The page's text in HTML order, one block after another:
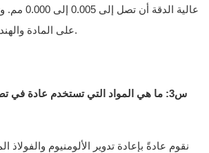
عالية
على المادة والهندسة وظروف التشغيل.
س3: ما هي المواد التي تستخدم عادة في
نقوم عادةً بإعادة تدوير الألومنيوم والفولاذ